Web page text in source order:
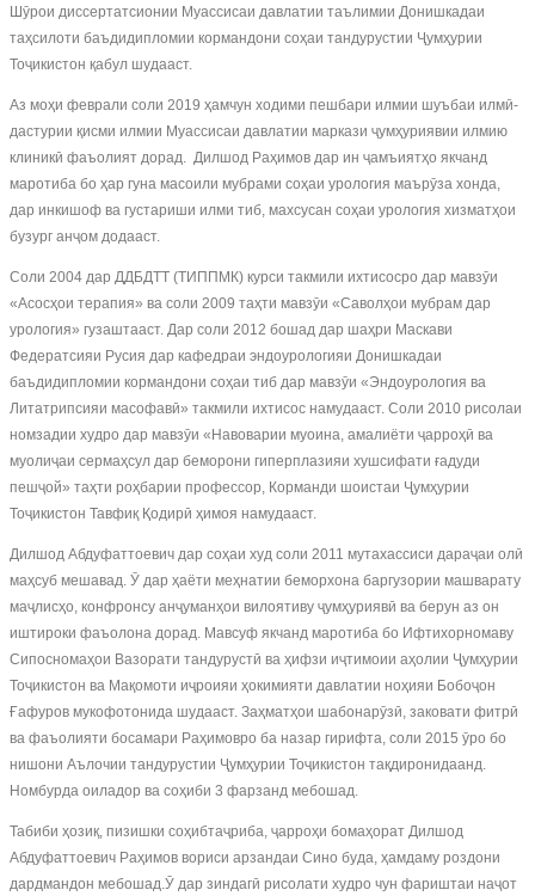
Шӯрои диссертатсионии Муассисаи давлатии таълимии Донишкадаи
таҳсилоти баъдидипломии кормандони соҳаи тандурустии Ҷумҳурии
Тоҷикистон қабул шудааст.
Аз моҳи феврали соли 2019 ҳамчун ходими пешбари илмии шуъбаи илмӣ-
дастурии қисми илмии Муассисаи давлатии маркази ҷумҳуриявии илмию
клиникӣ фаъолият дорад. Дилшод Раҳимов дар ин ҷамъиятҳо якчанд
маротиба бо ҳар гуна масоили мубрами соҳаи урология маърӯза хонда,
дар инкишоф ва густариши илми тиб, махсусан соҳаи урология хизматҳои
бузург анҷом додааст.
Соли 2004 дар ДДБДТТ (ТИППМК) курси такмили ихтисосро дар мавзӯи
«Асосҳои терапия» ва соли 2009 таҳти мавзӯи «Саволҳои мубрам дар
урология» гузаштааст. Дар соли 2012 бошад дар шаҳри Маскави
Федератсияи Русия дар кафедраи эндоурологияи Донишкадаи
баъдидипломии кормандони соҳаи тиб дар мавзӯи «Эндоурология ва
Литатрипсияи масофавӣ» такмили ихтисос намудааст. Соли 2010 рисолаи
номзадии худро дар мавзӯи «Навоварии муоина, амалиёти ҷарроҳӣ ва
муолиҷаи сермаҳсул дар беморони гиперплазияи хушсифати ғадуди
пешҷой» таҳти роҳбарии профессор, Корманди шоистаи Ҷумҳурии
Тоҷикистон Тавфиқ Қодирӣ ҳимоя намудааст.
Дилшод Абдуфаттоевич дар соҳаи худ соли 2011 мутахассиси дараҷаи олӣ
маҳсуб мешавад. Ӯ дар ҳаёти меҳнатии беморхона баргузории машварату
маҷлисҳо, конфронсу анҷуманҳои вилоятиву ҷумҳуриявӣ ва берун аз он
иштироки фаъолона дорад. Мавсуф якчанд маротиба бо Ифтихорномаву
Сипосномаҳои Вазорати тандурустӣ ва ҳифзи иҷтимоии аҳолии Ҷумҳурии
Тоҷикистон ва Мақомоти иҷроияи ҳокимияти давлатии ноҳияи Бобоҷон
Ғафуров мукофотонида шудааст. Заҳматҳои шабонарӯзӣ, заковати фитрӣ
ва фаъолияти босамари Раҳимовро ба назар гирифта, соли 2015 ӯро бо
нишони Аълочии тандурустии Ҷумҳурии Тоҷикистон тақдиронидаанд.
Номбурда оиладор ва соҳиби 3 фарзанд мебошад.
Табиби ҳозиқ, пизишки соҳибтаҷриба, ҷарроҳи бомаҳорат Дилшод
Абдуфаттоевич Раҳимов вориси арзандаи Сино буда, ҳамдаму роздони
дардмандон мебошад.Ӯ дар зиндагӣ рисолати худро чун фариштаи наҷот